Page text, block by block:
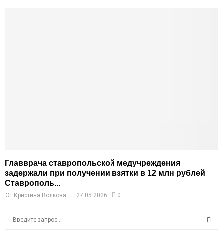
Главврача ставропольской медучреждения
задержали при получении взятки в 12 млн рублей
Ставрополь...
От Кристина Волкова 27.05.2026 0